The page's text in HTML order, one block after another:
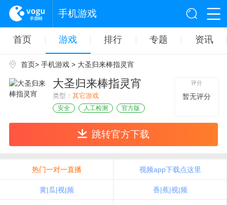
手机游戏
首页 游戏 排行 专题 资讯
首页> 手机游戏> 大圣归来棒指灵宵
大圣归来棒指灵宵
类型： 其它游戏
安全 人工检测 官方版
评分
暂无评分
跳转官方下载
热门一对一直播 视频app下载点这里
黄|瓜|视|频 香|蕉|视|频